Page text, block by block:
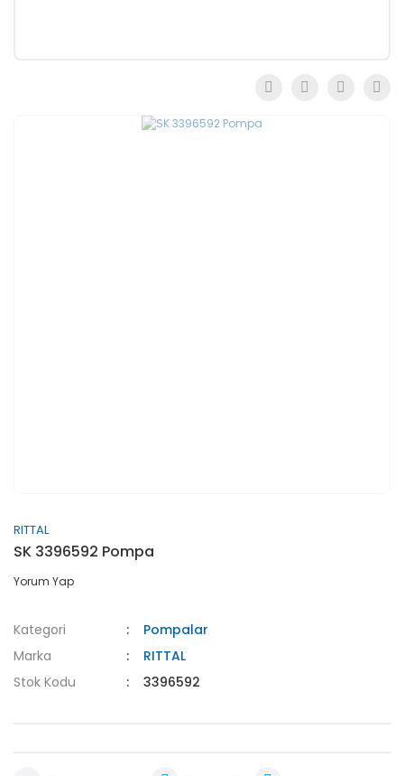
RITTAL
SK 3396592 Pompa
Yorum Yap
Kategori
Pompalar
Marka
RITTAL
Stok Kodu
3396592